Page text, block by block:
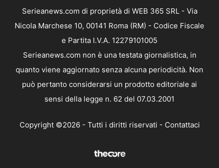
Serieanews.com di proprietà di WEB 365 SRL - Via
Nicola Marchese 10, 00141 Roma (RM) - Codice Fiscale
e Partita I.V.A. 12279101005
Serieanews.com non è una testata giornalistica, in
quanto viene aggiornato senza alcuna periodicità. Non
può pertanto considerarsi un prodotto editoriale ai
sensi della legge n. 62 del 07.03.2001
Copyright ©2026 - Tutti i diritti riservati - Contattaci